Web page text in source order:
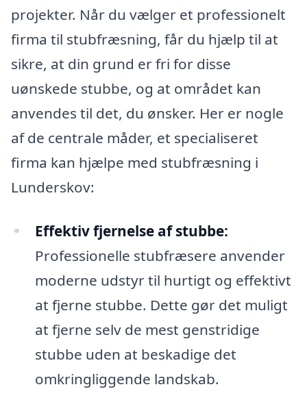
projekter. Når du vælger et professionelt
firma til stubfræsning, får du hjælp til at
sikre, at din grund er fri for disse
uønskede stubbe, og at området kan
anvendes til det, du ønsker. Her er nogle
af de centrale måder, et specialiseret
firma kan hjælpe med stubfræsning i
Lunderskov:
Effektiv fjernelse af stubbe:
Professionelle stubfræsere anvender
moderne udstyr til hurtigt og effektivt
at fjerne stubbe. Dette gør det muligt
at fjerne selv de mest genstridige
stubbe uden at beskadige det
omkringliggende landskab.